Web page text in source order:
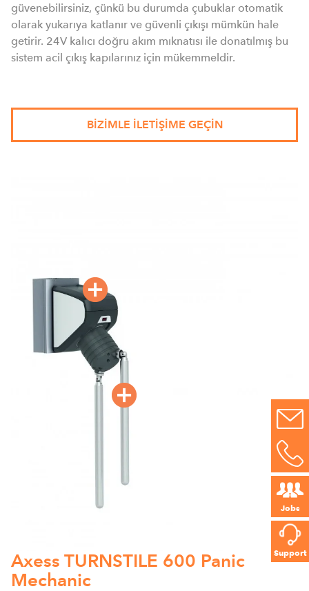
Jobs
Support
güvenebilirsiniz, çünkü bu durumda çubuklar otomatik
olarak yukarıya katlanır ve güvenli çıkışı mümkün hale
getirir. 24V kalıcı doğru akım mıknatısı ile donatılmış bu
sistem acil çıkış kapılarınız için mükemmeldir.
BIZIMLE ILETIŞIME GEÇIN
Axess TURNSTILE 600 Panic
Mechanic